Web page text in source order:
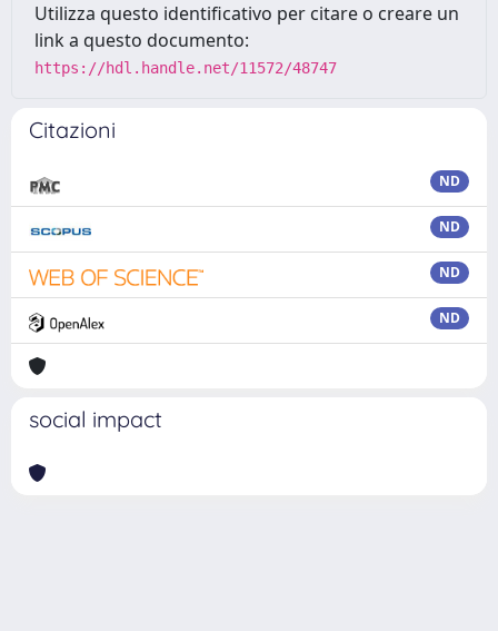
Utilizza questo identificativo per citare o creare un
link a questo documento:
https://hdl.handle.net/11572/48747
Citazioni
ND
ND
ND
ND
social impact